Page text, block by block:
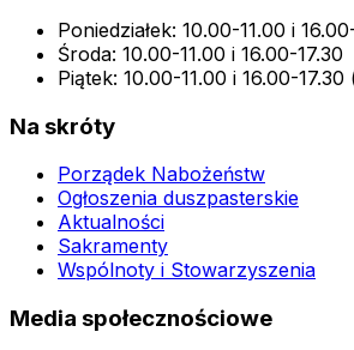
Poniedziałek: 10.00-11.00 i
Środa: 10.00-11.00 i 16.00-17.30
Piątek: 10.00-11.00 i 16.00-
Na skróty
Porządek Nabożeństw
Ogłoszenia duszpasterskie
Aktualności
Sakramenty
Wspólnoty i Stowarzyszenia
Media społecznościowe